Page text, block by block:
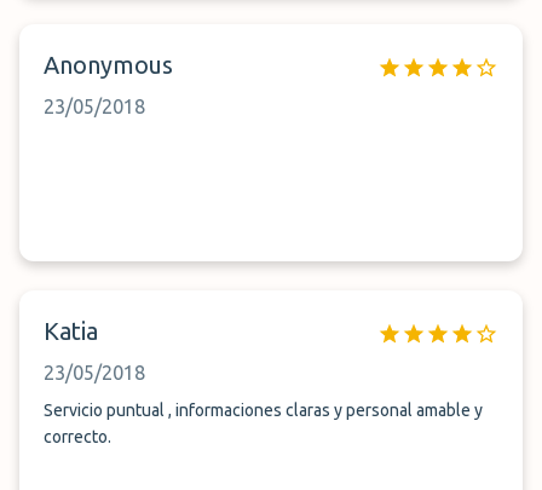
Anonymous
23/05/2018
Katia
23/05/2018
Servicio puntual , informaciones claras y personal amable y
correcto.